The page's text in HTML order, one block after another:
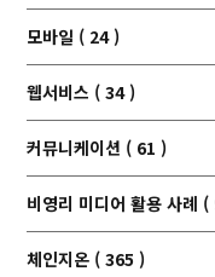
모바일 ( 24 )
웹서비스 ( 34 )
커뮤니케이션 ( 61 )
비영리 미디어 활용 사례
체인지온 ( 365 )